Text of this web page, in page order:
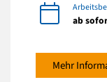
ab
Mehr